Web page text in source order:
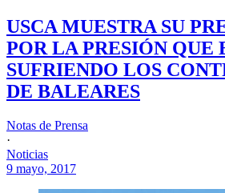
USCA MUESTRA SU
POR LA PRESIÓN QUE
SUFRIENDO LOS
DE BALEARES
Notas de Prensa
·
Noticias
9 mayo, 2017